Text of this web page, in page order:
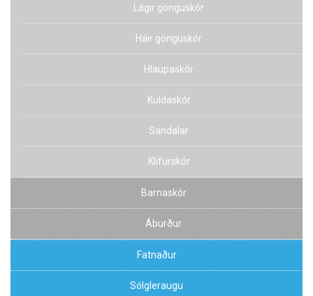
Lágir gönguskór
Háir gönguskór
Hlaupaskór
Kuldaskór
Sandalar
Klifurskór
Barnaskór
Áburður
Fatnaður
Sólgleraugu